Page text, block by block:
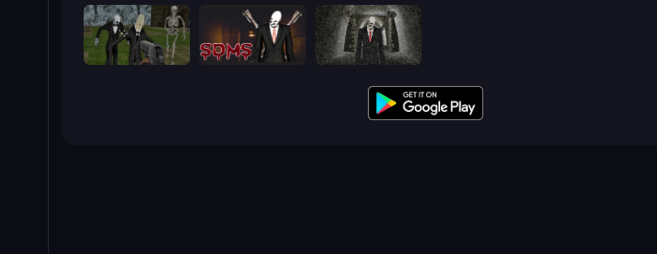
Slenderman Must Die: Graveyard Slenderman Must Die: Sanatorium 2021 Slenderman Must Die: Underground Bunker